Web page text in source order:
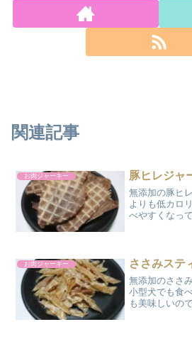
関連記事
お肉ジャーキー 豚ヒレジャ
無添加の豚ヒ
よりも低カロ
べやすくなっ
8～10...
お肉ジャーキー ささみステ
無添加のささ
小型犬でも食
も美味しいの